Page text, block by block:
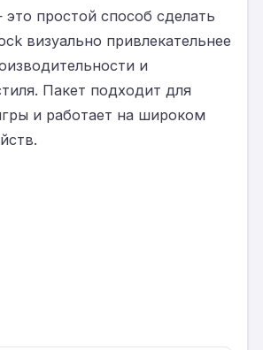
простой способ сделать
визуально привлекательнее
и
Пакет подходит для
и работает на широком